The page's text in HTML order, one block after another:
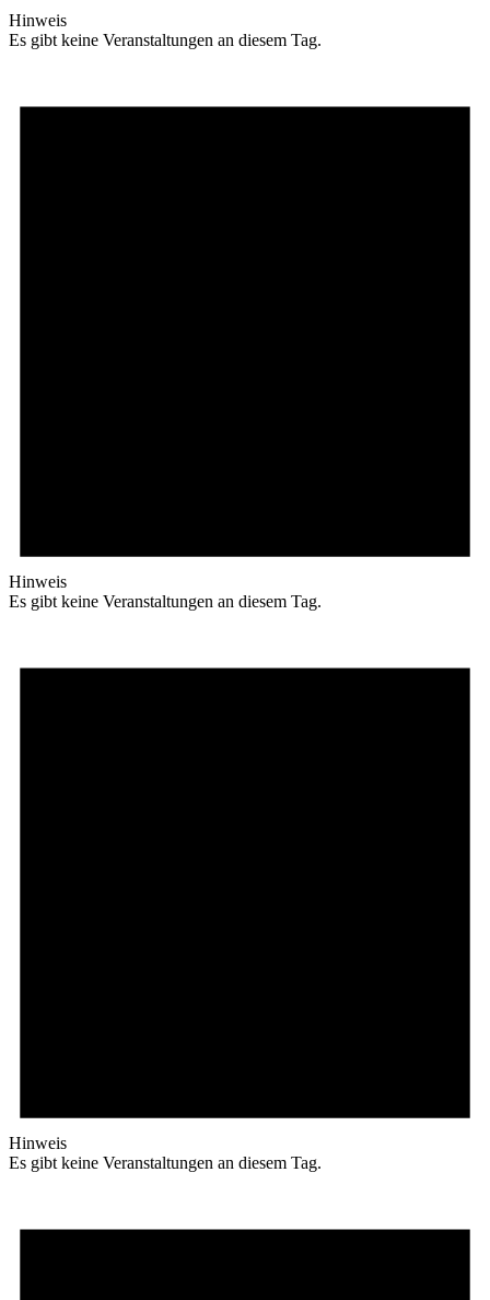
Hinweis
Es gibt keine Veranstaltungen an diesem Tag.
Hinweis
Es gibt keine Veranstaltungen an diesem Tag.
Hinweis
Es gibt keine Veranstaltungen an diesem Tag.